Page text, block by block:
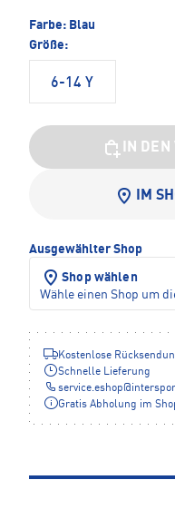
Farbe: Blau
Größe:
6-14 Y
IN
IM
Ausgewählter Shop
Shop wählen
Wähle einen Shop um
Kostenlose
Schnelle Lieferung
service.eshop@
Gratis Abholung im